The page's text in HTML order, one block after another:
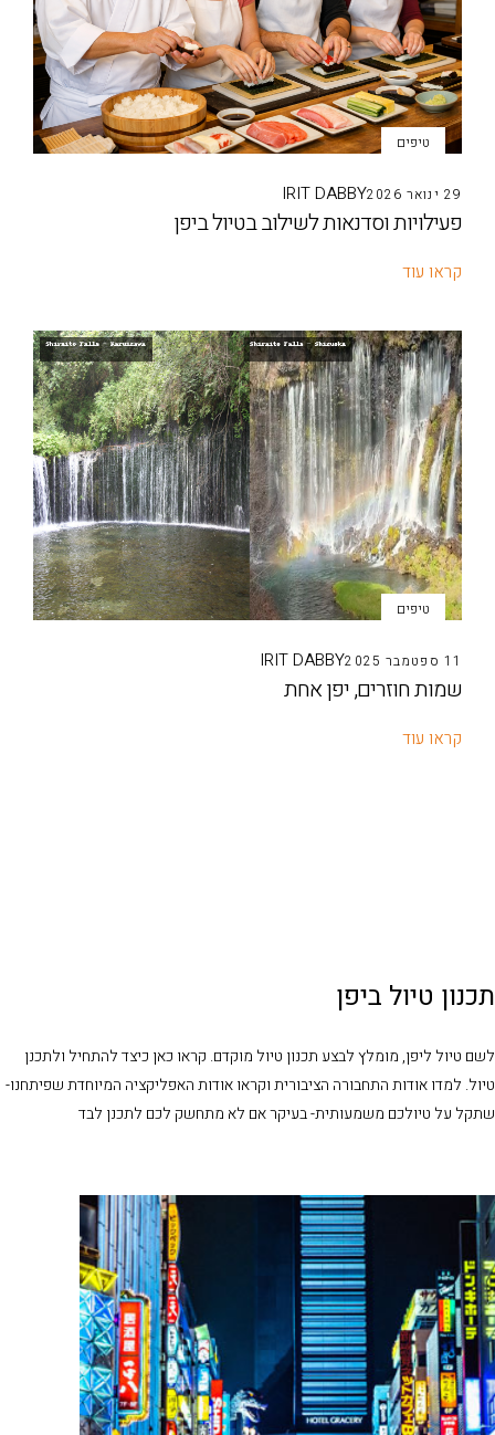
29 ינואר 2026
טיפים
IRIT DABBY
פעילויות וסדנאות לשילוב בטיול ביפן
קראו עוד
11 ספטמבר 2025
טיפים
IRIT DABBY
שמות חוזרים, יפן אחת
קראו עוד
תכנון טיול ביפן
לשם טיול ליפן, מומלץ לבצע תכנון טיול מוקדם. קראו כאן כיצד להתחיל ולתכנן
טיול. למדו אודות התחבורה הציבוריתוקראו אודות האפליקציה המיוחדת שפיתחנו-
שתקל על טיולכם משמעותית- בעיקר אם לא מתחשק לכם לתכנן לבד